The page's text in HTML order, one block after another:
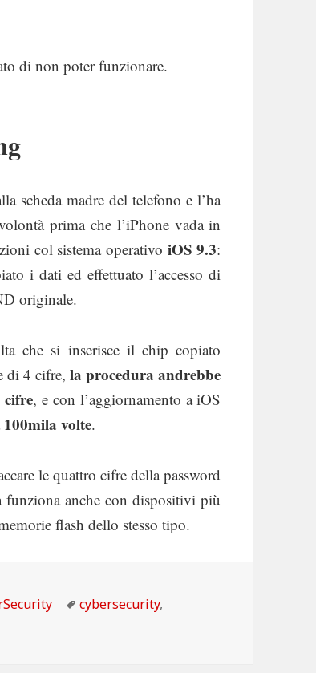
di non poter funzionare.
scheda madre del telefono e l’ha
prima che l’iPhone vada in
col sistema operativo iOS 9.3:
i dati ed effettuato l’accesso di
originale.
che si inserisce il chip copiato
di 4 cifre,la procedura andrebbe
, e con l’aggiornamento a iOS
100mila volte.
le quattro cifre della password
funziona anche con dispositivi più
flash dello stesso tipo.
Tag
cybersecurity,